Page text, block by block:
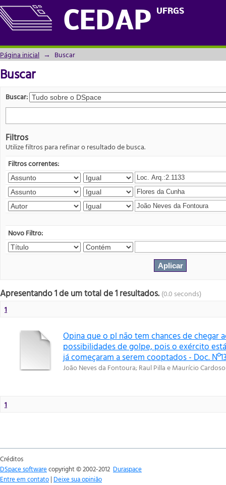
CEDAP UFRGS
Buscar
Página inicial → Buscar
Buscar
Buscar:
Filtros
Utilize filtros para refinar o resultado de busca.
Filtros correntes:
Novo Filtro:
Apresentando 1 de um total de 1 resultados. (0.0 seconds)
1
Opina que o pl não tem chances de chegar
possibilidades de golpe, pois o exército
já começaram a serem cooptados - Doc.
João Neves da Fontoura;Raul Pilla e Maurício Cardoso
1
Créditos
DSpace softwarecopyright © 2002-2012 Duraspace
Entre em contato | Deixe sua opinião